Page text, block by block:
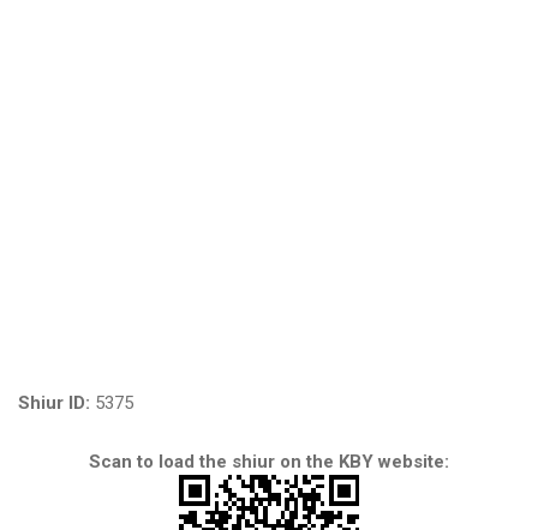
Shiur ID: 5375
Scan to load the shiur on the KBY website: